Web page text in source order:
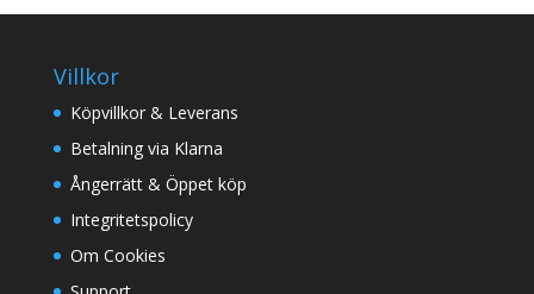
Villkor
Köpvillkor & Leverans
Betalning via Klarna
Ångerrätt & Öppet köp
Integritetspolicy
Om Cookies